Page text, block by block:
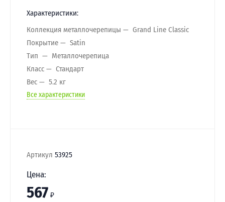
Характеристики:
Коллекция металлочерепицы
Grand Line Classic
Покрытие
Satin
Тип
Металлочерепица
Класс
Стандарт
Вес
5.2 кг
Все характеристики
Артикул 53925
Цена:
567 ₽